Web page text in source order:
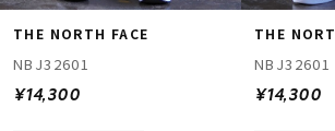
THE NORTH FACE
NBJ32601
¥14,300
THE
NBJ32601
¥14,300